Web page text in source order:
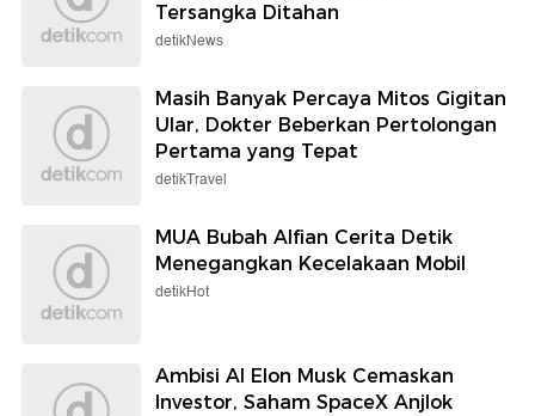
Tersangka Ditahan
detikNews
Masih Banyak Percaya Mitos Gigitan
Ular, Dokter Beberkan Pertolongan
Pertama yang Tepat
detikTravel
MUA Bubah Alfian Cerita Detik
Menegangkan Kecelakaan Mobil
detikHot
Ambisi AI Elon Musk Cemaskan
Investor, Saham SpaceX Anjlok